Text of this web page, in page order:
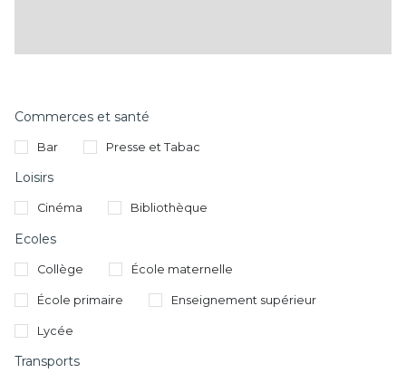
Commerces et santé
Bar Presse et Tabac
Loisirs
Cinéma Bibliothèque
Ecoles
Collège École maternelle
École primaire Enseignement supérieur
Lycée
Transports